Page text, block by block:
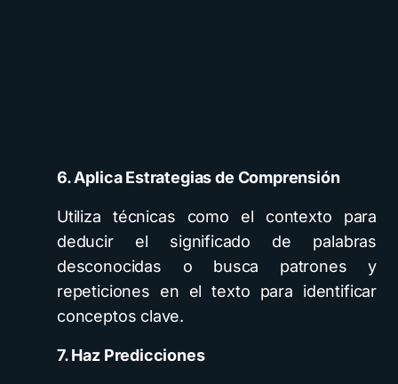
6. Aplica Estrategias de Comprensión
Utiliza técnicas como el contexto para
deducir el significado de palabras
desconocidas o busca patrones y
repeticiones en el texto para identificar
conceptos clave.
7. Haz Predicciones